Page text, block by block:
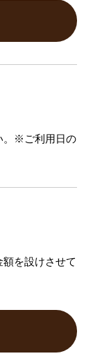
。※ご利用日の
を設けさせて